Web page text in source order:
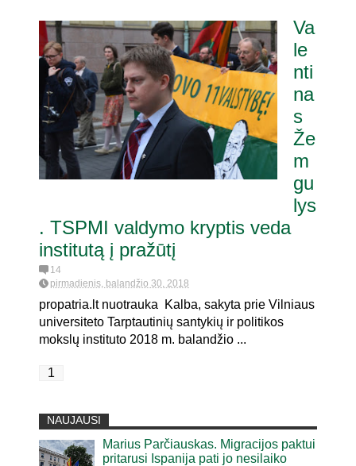
dėl
Va
le
nti
na
s
Že
m
gu
lys
. TSPMI valdymo kryptis veda
institutą į pražūtį
14
pirmadienis, balandžio 30, 2018
propatria.lt nuotrauka Kalba, sakyta prie Vilniaus
universiteto Tarptautinių santykių ir politikos
mokslų instituto 2018 m. balandžio ...
1
NAUJAUSI
Marius Parčiauskas. Migracijos paktui
pritarusi Ispanija pati jo nesilaiko